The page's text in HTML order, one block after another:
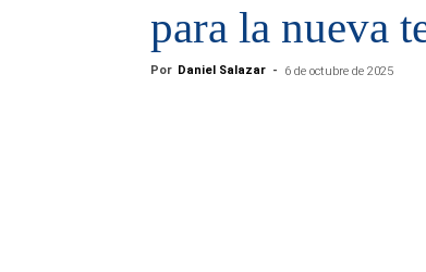
para la nueva
Por Daniel Salazar - 6 de octubre de 2025